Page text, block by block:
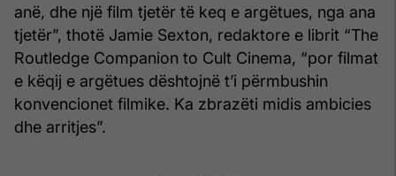
anë, dhe një film tjetër të keq e argëtues, nga ana
tjetër”, thotë Jamie Sexton, redaktore e librit “The
Routledge Companion to Cult Cinema, “por filmat
e këqij e argëtues dështojnë t’i përmbushin
konvencionet filmike. Ka zbrazëti midis ambicies
dhe arritjes”.